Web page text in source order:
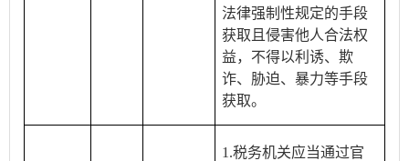
法律强制性规定的手段
获取且侵害他人合法权
益，不得以利诱、欺
诈、胁迫、暴力等手段
获取。
1.税务机关应当通过官